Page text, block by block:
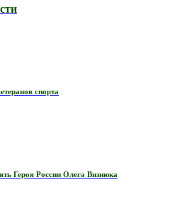
спорта
Героя России Олега Визнюка